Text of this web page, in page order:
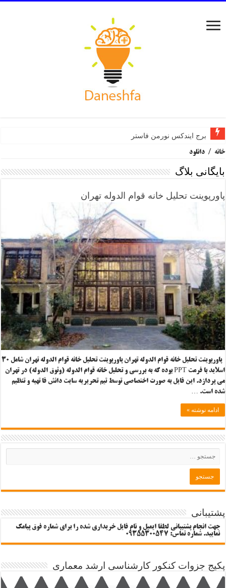
برج ایندکس نورمن فاستر
خانه / دانلود
بایگانی بلاگ
پاورپوینت تحلیل خانه قوام الدوله تهران
پاورپوینت تحلیل خانه قوام الدوله تهران پاورپوینت تحلیل خانه قوام الدوله تهران شامل ۳۰
اسلاید با فرمت PPT بوده که به بررسی و تحلیل خانه قوام الدوله (وثوق الدوله) در تهران
می پردازد. این فایل به صورت اختصاصی توسط تیم تحریریه سایت دانش فا تهیه و تنظیم
شده است. …
ادامه نوشته »
پشتیبانی
جهت انجام پشتیبانی لطفا ایمیل و نام فایل خریداری شده را برای شماره فوق پیامک
نمایید. شماره تماس: 09355300547
پکیج جزوات کنکور کارشناسی ارشد معماری